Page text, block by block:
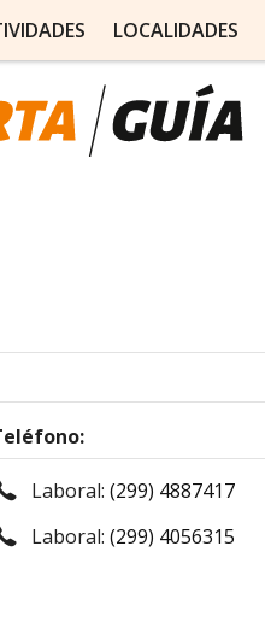
LOCALIDADES
Laboral: (299) 4887417
Laboral: (299) 4056315